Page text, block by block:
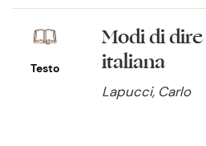
Testo
Modi di
italiana
Lapucci, Carlo